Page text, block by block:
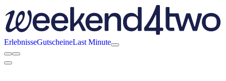
ErlebnisseGutscheineLast Minute